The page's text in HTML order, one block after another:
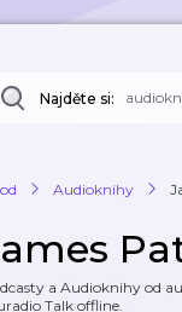
Najděte si:
Audioknihy
a Audioknihy od
Talk offline.